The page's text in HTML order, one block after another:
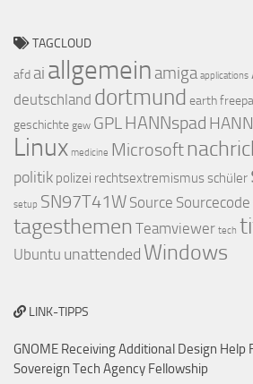
TAGCLOUD
afd ai allgemein amiga applications
deutschland dortmund earth
geschichte gew GPLHANNspad
Linux medicine Microsoft
politik polizei rechtsextremismusschüler
setup SN97T41W Source Sourcecode
tagesthemen Teamviewer tech
Ubuntu unattended Windows
LINK-TIPPS
GNOME Receiving Additional Design Help
Sovereign Tech Agency Fellowship